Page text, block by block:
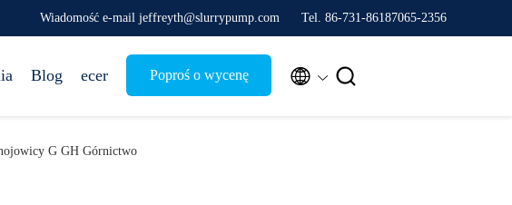
Wiadomość e-mail jeffreyth@slurrypump.com Tel. 86-731-86187065-2356
Blog ecer Poproś o wycenę  
G GH Górnictwo